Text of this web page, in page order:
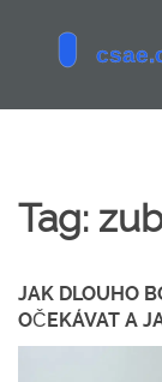
Tag:
JAK DLOUHO
OČEKÁVAT A